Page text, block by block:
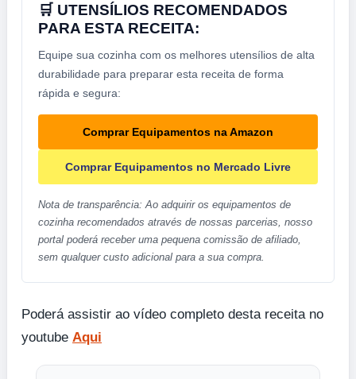
🛒 UTENSÍLIOS RECOMENDADOS
PARA ESTA RECEITA:
Equipe sua cozinha com os melhores utensílios de alta
durabilidade para preparar esta receita de forma
rápida e segura:
Comprar Equipamentos na Amazon
Comprar Equipamentos no Mercado Livre
Nota de transparência: Ao adquirir os equipamentos de
cozinha recomendados através de nossas parcerias, nosso
portal poderá receber uma pequena comissão de afiliado,
sem qualquer custo adicional para a sua compra.
Poderá assistir ao vídeo completo desta receita no
youtube Aqui